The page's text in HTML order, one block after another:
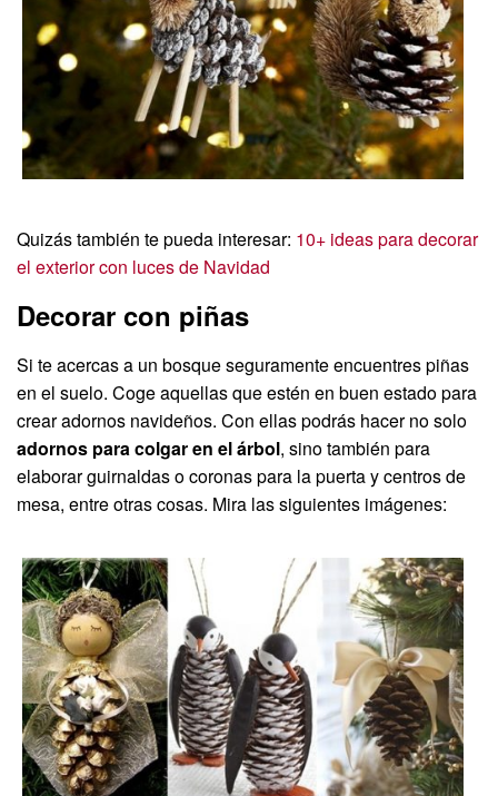
Quizás también te pueda interesar: 10+ ideas para decorar
el exterior con luces de Navidad
Decorar con piñas
Si te acercas a un bosque seguramente encuentres piñas
en el suelo. Coge aquellas que estén en buen estado para
crear adornos navideños. Con ellas podrás hacer no solo
adornos para colgar en el árbol, sino también para
elaborar guirnaldas o coronas para la puerta y centros de
mesa, entre otras cosas. Mira las siguientes imágenes: